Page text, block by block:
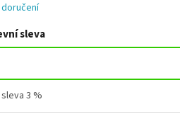
sleva
3 %